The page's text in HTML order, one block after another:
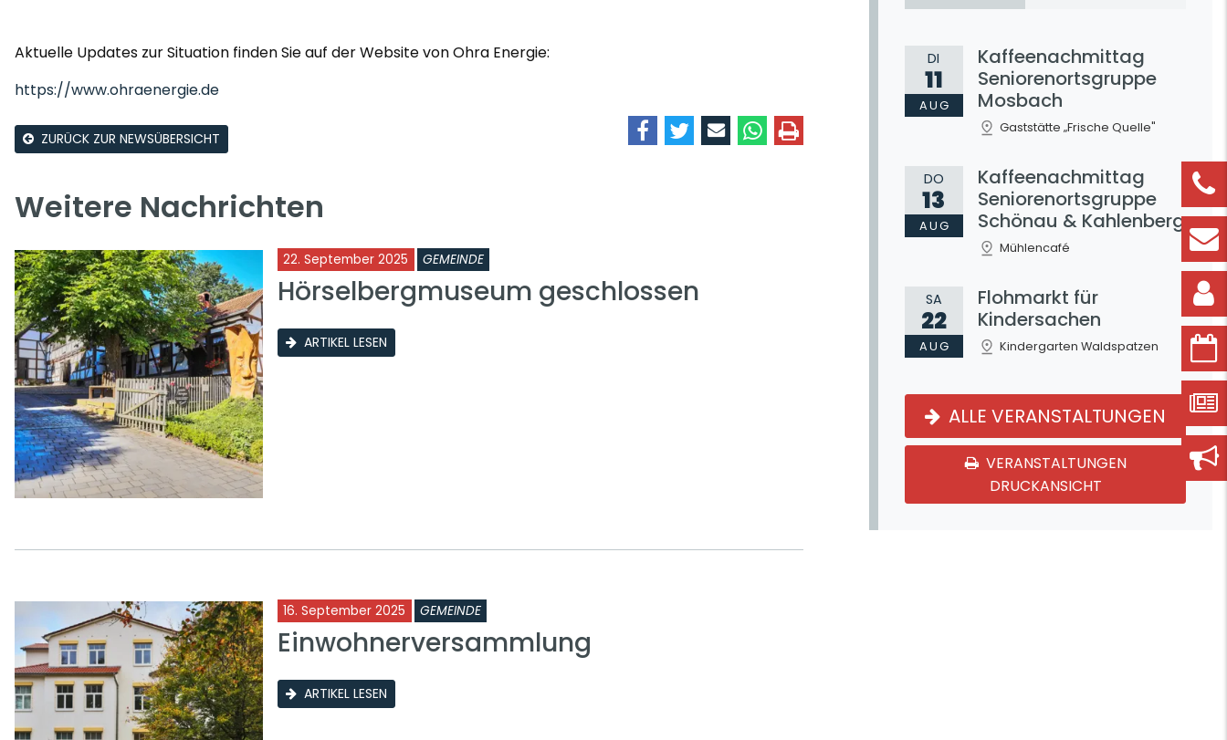
Aktuelle Updates zur Situation finden Sie auf der Website von Ohra Energie:
https://www.ohraenergie.de
ZURÜCK ZUR NEWSÜBERSICHT
Weitere Nachrichten
22. September 2025 GEMEINDE
Hörselbergmuseum geschlossen
ARTIKEL LESEN
16. September 2025 GEMEINDE
Einwohnerversammlung
ARTIKEL LESEN
DI
11
AUG
Kaffeenachmittag
Seniorenortsgruppe
Mosbach
Gaststätte „Frische Quelle"
DO
13
AUG
Kaffeenachmittag
Seniorenortsgruppe
Schönau & Kahlenberg
Mühlencafé
SA
22
AUG
Flohmarkt für
Kindersachen
Kindergarten Waldspatzen
ALLE VERANSTALTUNGEN
VERANSTALTUNGEN
DRUCKANSICHT